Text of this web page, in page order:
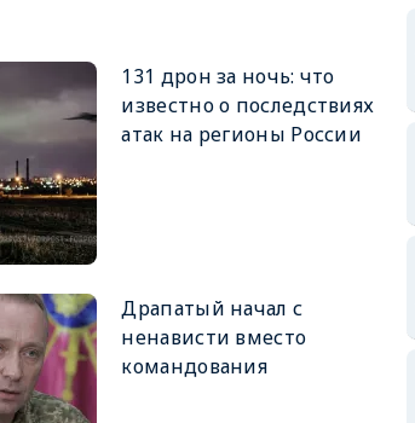
131 дрон за ночь: что
известно о последствиях
атак на регионы России
Драпатый начал с
ненависти вместо
командования